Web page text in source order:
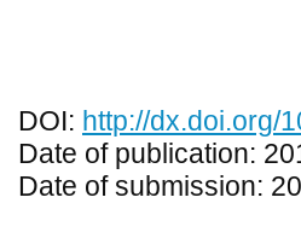
DOI: http://dx.doi.org/
Date of publication:
Date of submission: